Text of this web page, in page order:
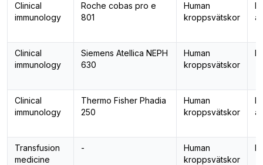
Clinical
immunology
Roche cobas pro e
801
Human
kroppsvätskor
Clinical
immunology
Siemens Atellica NEPH
630
Human
kroppsvätskor
Clinical
immunology
Thermo Fisher Phadia
250
Human
kroppsvätskor
Transfusion
medicine
-
Human
kroppsvätskor